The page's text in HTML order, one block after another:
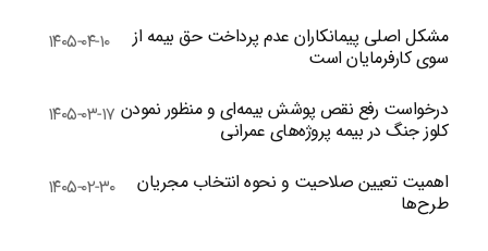
مشکل اصلی پیمانکاران عدم پرداخت حق بیمه از
سوی کارفرمایان است
۱۴۰۵-۰۴-۱۰
درخواست رفع نقص پوشش بیمه‌ای و منظور نمودن
کلوز جنگ در بیمه پروژه‌های عمرانی
۱۴۰۵-۰۳-۱۷
اهمیت تعیین صلاحیت و نحوه انتخاب مجریان
طرح‌ها
۱۴۰۵-۰۲-۳۰